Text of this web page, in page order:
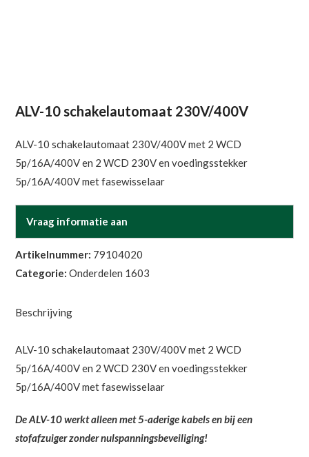
ALV-10 schakelautomaat 230V/400V
ALV-10 schakelautomaat 230V/400V met 2 WCD
5p/16A/400V en 2 WCD 230V en voedingsstekker
5p/16A/400V met fasewisselaar
Vraag informatie aan
Artikelnummer: 79104020
Categorie:Onderdelen 1603
Beschrijving
ALV-10 schakelautomaat 230V/400V met 2 WCD
5p/16A/400V en 2 WCD 230V en voedingsstekker
5p/16A/400V met fasewisselaar
De ALV-10 werkt alleen met 5-aderige kabels en bij een
stofafzuiger zonder nulspanningsbeveiliging!